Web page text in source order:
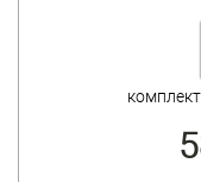
комплект